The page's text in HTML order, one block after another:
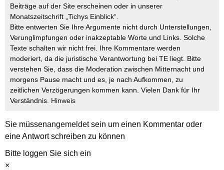
Beiträge auf der Site erscheinen oder in unserer
Monatszeitschrift „Tichys Einblick“.
Bitte entwerten Sie Ihre Argumente nicht durch Unterstellungen,
Verunglimpfungen oder inakzeptable Worte und Links. Solche
Texte schalten wir nicht frei. Ihre Kommentare werden
moderiert, da die juristische Verantwortung bei TE liegt. Bitte
verstehen Sie, dass die Moderation zwischen Mitternacht und
morgens Pause macht und es, je nach Aufkommen, zu
zeitlichen Verzögerungen kommen kann. Vielen Dank für Ihr
Verständnis. Hinweis
Sie müssenangemeldetsein um einen Kommentar oder
eine Antwort schreiben zu können
Bitte loggen Sie sich ein
×